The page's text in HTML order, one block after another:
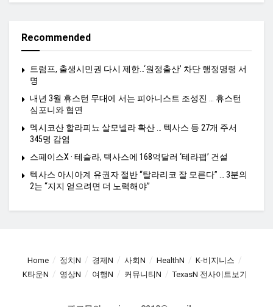
Recommended
트럼프, 출생시민권 다시 제한…‘원정출산’ 차단 행정명령 서
명
내년 3월 휴스턴 무대에 서는 피아니스트 조성진 … 휴스턴
심포니와 협연
멕시코산 할라피뇨 살모넬라 확산 … 텍사스 등 27개 주서
345명 감염
스페이스X · 테슬라, 텍사스에 168억달러 ‘테라팹’ 건설
텍사스 아시아계 유권자 절반 “탈라리코 잘 모른다” … 3분의
2는 “지지 얻으려면 더 노력해야”
Home 정치N 경제N 사회N HealthN
K-비지니스
K타운N
영상N 여행N 커뮤니티N TexasN 전사이트보기